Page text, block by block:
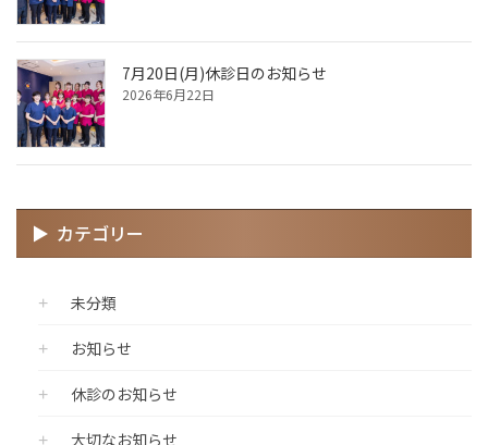
7月20日(月)休診日のお知らせ
2026年6月22日
カテゴリー
未分類
お知らせ
休診のお知らせ
大切なお知らせ